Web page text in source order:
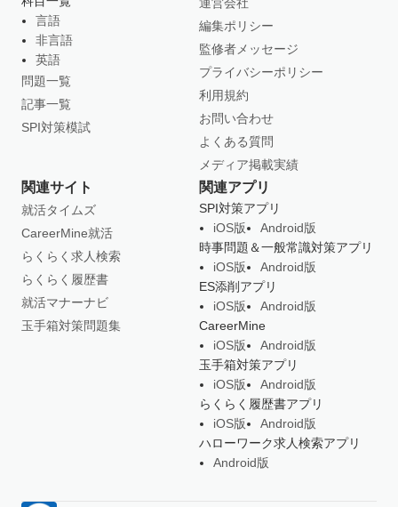
言語
非言語
英語
問題一覧
記事一覧
SPI対策模試
編集ポリシー
監修者メッセージ
プライバシーポリシー
利用規約
お問い合わせ
よくある質問
メディア掲載実績
関連サイト
就活タイムズ
CareerMine就活
らくらく求人検索
らくらく履歴書
就活マナーナビ
玉手箱対策問題集
関連アプリ
SPI対策アプリ
iOS版
Android版
時事問題＆一般常識対策アプリ
iOS版
Android版
ES添削アプリ
iOS版
Android版
CareerMine
iOS版
Android版
玉手箱対策アプリ
iOS版
Android版
らくらく履歴書アプリ
iOS版
Android版
ハローワーク求人検索アプリ
Android版